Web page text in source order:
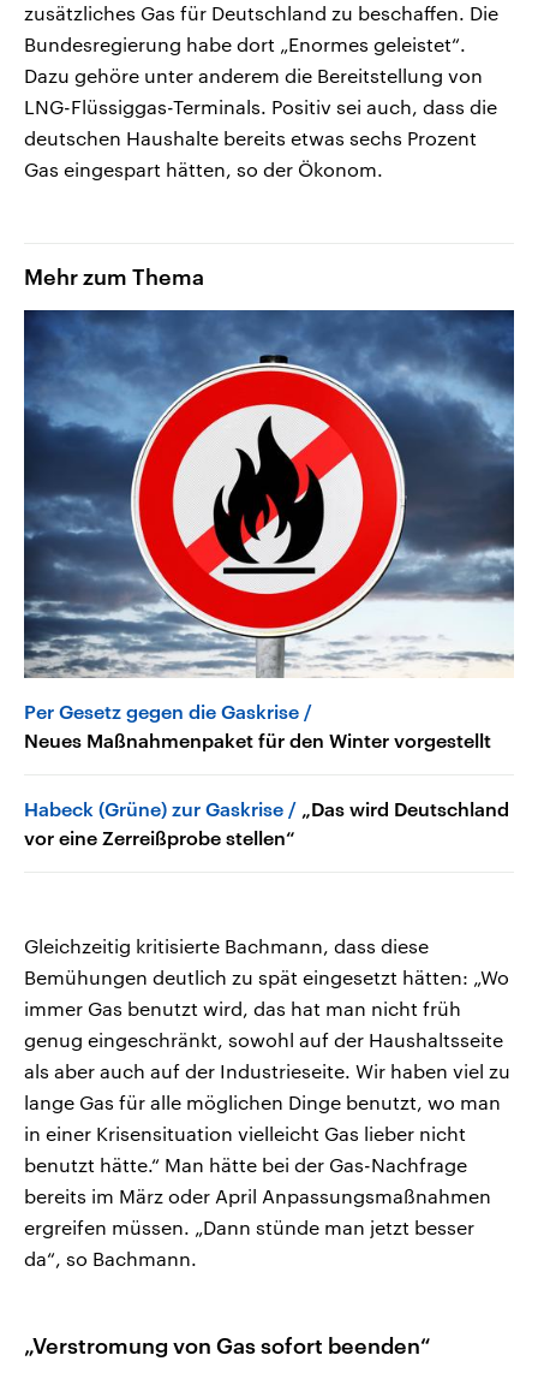
zusätzliches Gas für Deutschland zu beschaffen. Die
Bundesregierung habe dort „Enormes geleistet“.
Dazu gehöre unter anderem die Bereitstellung von
LNG-Flüssiggas-Terminals. Positiv sei auch, dass die
deutschen Haushalte bereits etwas sechs Prozent
Gas eingespart hätten, so der Ökonom.
Mehr zum Thema
Per Gesetz gegen die Gaskrise
Neues Maßnahmenpaket für den Winter vorgestellt
Habeck (Grüne) zur Gaskrise
„Das wird Deutschland
vor eine Zerreißprobe stellen“
Gleichzeitig kritisierte Bachmann, dass diese
Bemühungen deutlich zu spät eingesetzt hätten: „Wo
immer Gas benutzt wird, das hat man nicht früh
genug eingeschränkt, sowohl auf der Haushaltsseite
als aber auch auf der Industrieseite. Wir haben viel zu
lange Gas für alle möglichen Dinge benutzt, wo man
in einer Krisensituation vielleicht Gas lieber nicht
benutzt hätte.“ Man hätte bei der Gas-Nachfrage
bereits im März oder April Anpassungsmaßnahmen
ergreifen müssen. „Dann stünde man jetzt besser
da“, so Bachmann.
„Verstromung von Gas sofort beenden“